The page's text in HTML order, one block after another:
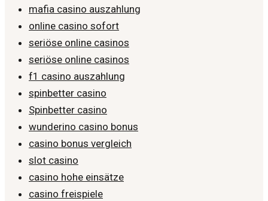
mafia casino auszahlung
online casino sofort
seriöse online casinos
seriöse online casinos
f1 casino auszahlung
spinbetter casino
Spinbetter casino
wunderino casino bonus
casino bonus vergleich
slot casino
casino hohe einsätze
casino freispiele